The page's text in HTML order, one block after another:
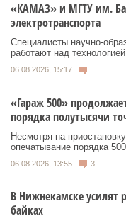
«КАМАЗ» и МГТУ им.
электротранспорта
Специалисты научно-
работают над
06.08.2026, 15:17
«Гараж 500»
порядка полутысячи
Несмотря на
опечатывание порядка 500
06.08.2026, 13:55 3
В Нижнекамске усилят
байках